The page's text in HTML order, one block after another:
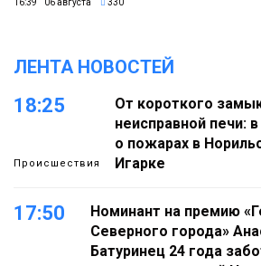
16:39 06 августа 330
ЛЕНТА НОВОСТЕЙ
18:25
Происшествия
От короткого
неисправной печи:
о пожарах в
Игарке
17:50
Номинант на премию
Северного города»
Батуринец 24 года